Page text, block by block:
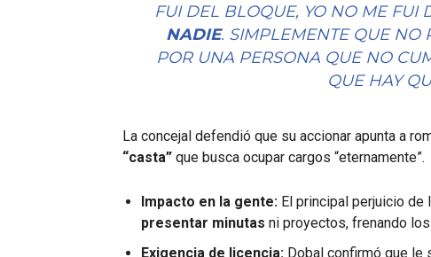
FUI DEL BLOQUE, YO NO ME FUI
NADIE. SIMPLEMENTE QUE NO
POR UNA PERSONA QUE NO
QUE HAY
La concejal defendió que su accionar apunta a
“casta” que busca ocupar cargos “eternamente”.
Impacto en la gente: El principal perjuicio de
presentar minutas ni proyectos, frenando
Exigencia de licencia: Dobal confirmó que le